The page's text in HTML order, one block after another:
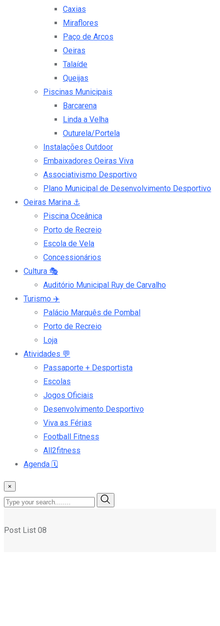
Caxias
Miraflores
Paço de Arcos
Oeiras
Talaíde
Queijas
Piscinas Municipais
Barcarena
Linda a Velha
Outurela/Portela
Instalações Outdoor
Embaixadores Oeiras Viva
Associativismo Desportivo
Plano Municipal de Desenvolvimento Desportivo
Oeiras Marina ⚓
Piscina Oceânica
Porto de Recreio
Escola de Vela
Concessionários
Cultura 🎭
Auditório Municipal Ruy de Carvalho
Turismo ✈️
Palácio Marquês de Pombal
Porto de Recreio
Loja
Atividades 💬
Passaporte + Desportista
Escolas
Jogos Oficiais
Desenvolvimento Desportivo
Viva as Férias
Football Fitness
All2fitness
Agenda 🗓️
×
Post List 08